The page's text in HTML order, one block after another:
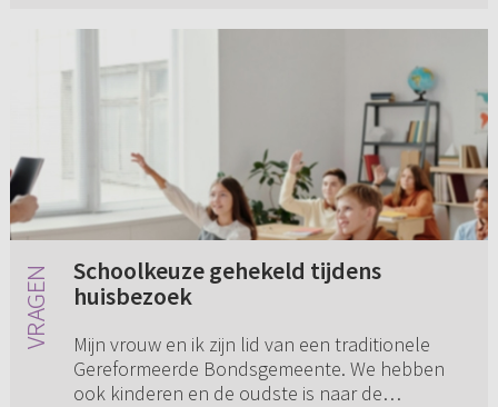
Schoolkeuze gehekeld tijdens
huisbezoek
Mijn vrouw en ik zijn lid van een traditionele
Gereformeerde Bondsgemeente. We hebben
ook kinderen en de oudste is naar de